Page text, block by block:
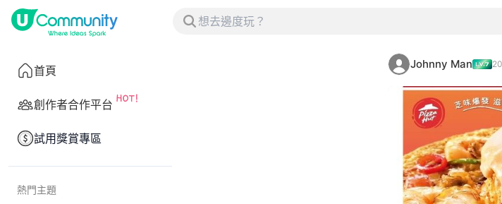
首頁
創作者合作平台
試用獎賞專區
熱門主題
Johnny Man